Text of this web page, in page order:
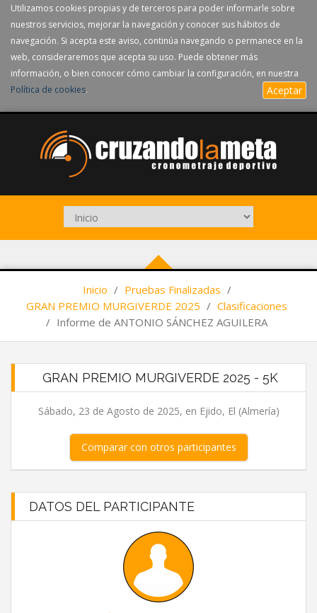
Utilizamos cookies propias y de terceros para poder informarle sobre
nuestros servicios, mejorar la navegación y conocer sus hábitos de
navegación. Si acepta este aviso, continúa navegando o permanece en la
web, consideraremos que acepta su uso. Puede obtener más
información, o bien conocer cómo cambiar la configuración, en nuestra
Política de cookies. Aceptar
Inicio / Pruebas Finalizadas /
GRAN PREMIO MURGIVERDE 2025 / Clasificaciones
/ Informe de ANTONIO SÁNCHEZ AGUILERA
GRAN PREMIO MURGIVERDE 2025 - 5K
Sábado, 23 de Agosto de 2025, en Ejido, El (Almería)
Comparar con otros participantes
DATOS DEL PARTICIPANTE